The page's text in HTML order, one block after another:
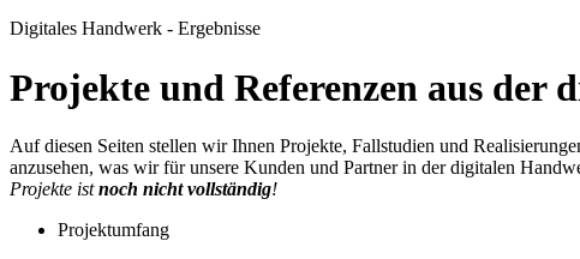
Digitales Handwerk - Ergebnisse
Projekte und Referenzen aus der
Auf diesen Seiten stellen wir Ihnen Projekte, Fallstudien und
anzusehen, was wir für unsere Kunden und Partner in der digitalen
Projekte istnoch nicht vollständig!
Projektumfang